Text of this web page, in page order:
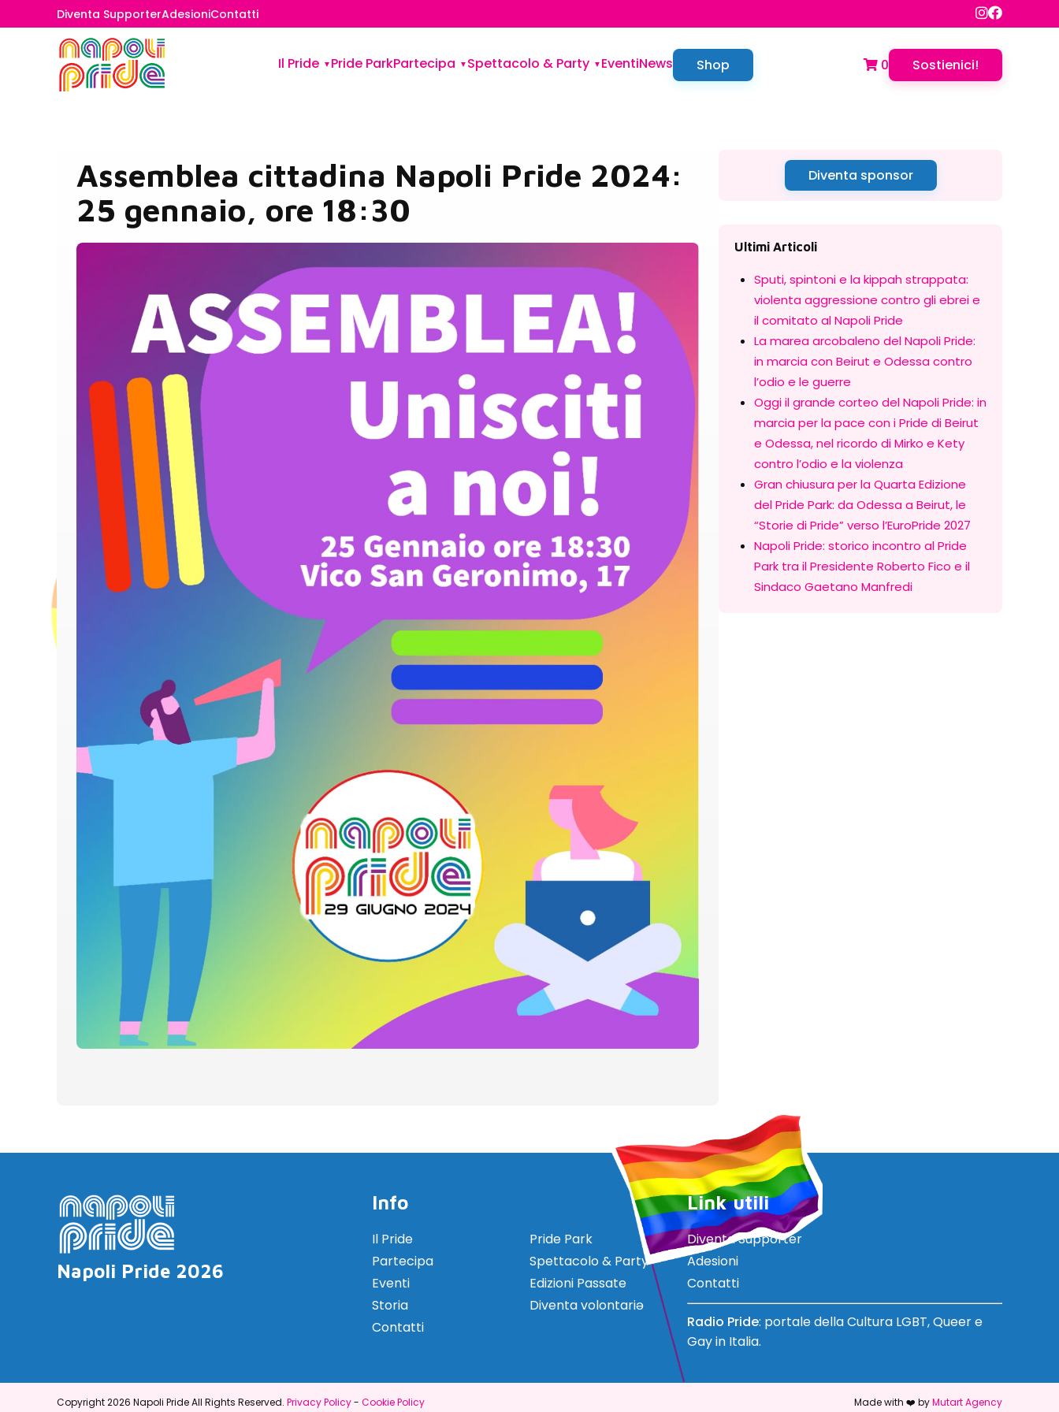
Diventa SupporterAdesioniContatti
Il Pride Pride ParkPartecipa Spettacolo & Party EventiNews Shop 0 Sostienici!
Assemblea cittadina Napoli Pride 2024:
25 gennaio, ore 18:30
Diventa sponsor
Ultimi Articoli
Sputi, spintoni e la kippah strappata:
violenta aggressione contro gli ebrei e
il comitato al Napoli Pride
La marea arcobaleno del Napoli Pride:
in marcia con Beirut e Odessa contro
l’odio e le guerre
Oggi il grande corteo del Napoli Pride: in
marcia per la pace con i Pride di Beirut
e Odessa, nel ricordo di Mirko e Kety
contro l’odio e la violenza
Gran chiusura per la Quarta Edizione
del Pride Park: da Odessa a Beirut, le
“Storie di Pride” verso l’EuroPride 2027
Napoli Pride: storico incontro al Pride
Park tra il Presidente Roberto Fico e il
Sindaco Gaetano Manfredi
Napoli Pride 2026
Info
Il Pride
Pride Park
Partecipa
Spettacolo & Party
Eventi
Edizioni Passate
Storia
Diventa volontariə
Contatti
Link utili
Diventa Supporter
Adesioni
Contatti
Radio Pride: portale della Cultura LGBT, Queer e
Gay in Italia.
Copyright 2026 Napoli Pride All Rights Reserved. Privacy Policy- Cookie Policy Made with ❤️ byMutart Agency